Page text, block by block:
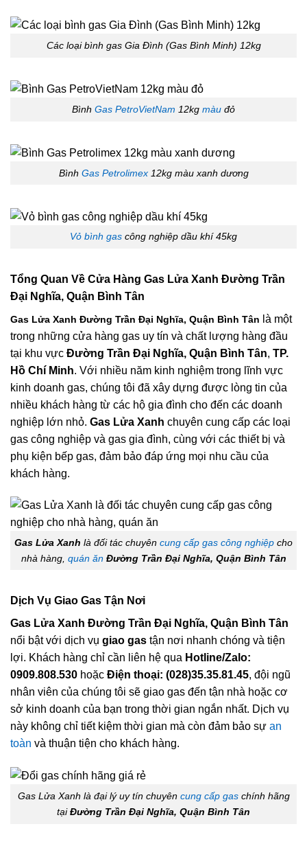
Các loại bình gas Gia Đình (Gas Bình Minh) 12kg
Bình Gas PetroVietNam 12kg màu đỏ
Bình Gas Petrolimex12kg màu xanh dương
Vỏ bình gas công nghiệp dầu khí 45kg
Tổng Quan Về Cửa Hàng Gas Lửa Xanh Đường Trần
Đại Nghĩa, Quận Bình Tân
Gas Lửa Xanh Đường Trần Đại Nghĩa, Quận Bình Tân là một
trong những cửa hàng gas uy tín và chất lượng hàng đầu
tại khu vực Đường Trần Đại Nghĩa, Quận Bình Tân, TP.
Hồ Chí Minh. Với nhiều năm kinh nghiệm trong lĩnh vực
kinh doanh gas, chúng tôi đã xây dựng được lòng tin của
nhiều khách hàng từ các hộ gia đình cho đến các doanh
nghiệp lớn nhỏ. Gas Lửa Xanh chuyên cung cấp các loại
gas công nghiệp và gas gia đình, cùng với các thiết bị và
phụ kiện bếp gas, đảm bảo đáp ứng mọi nhu cầu của
khách hàng.
Gas Lửa Xanh là đối tác chuyên cung cấp gas công nghiệp cho
nhà hàng, quán ăn Đường Trần Đại Nghĩa, Quận Bình Tân
Dịch Vụ Giao Gas Tận Nơi
Gas Lửa Xanh Đường Trần Đại Nghĩa, Quận Bình Tân
nổi bật với dịch vụ giao gas tận nơi nhanh chóng và tiện
lợi. Khách hàng chỉ cần liên hệ qua Hotline/Zalo:
0909.808.530 hoặc Điện thoại: (028)35.35.81.45, đội ngũ
nhân viên của chúng tôi sẽ giao gas đến tận nhà hoặc cơ
sở kinh doanh của bạn trong thời gian ngắn nhất. Dịch vụ
này không chỉ tiết kiệm thời gian mà còn đảm bảo sự an
toàn và thuận tiện cho khách hàng.
Gas Lửa Xanh là đại lý uy tín chuyên cung cấp gaschính hãng
tạiĐường Trần Đại Nghĩa, Quận Bình Tân